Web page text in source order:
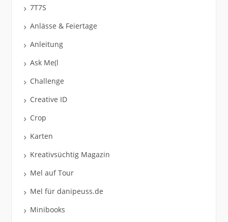
7T7S
Anlässe & Feiertage
Anleitung
Ask Me(l
Challenge
Creative ID
Crop
Karten
Kreativsüchtig Magazin
Mel auf Tour
Mel für danipeuss.de
Minibooks